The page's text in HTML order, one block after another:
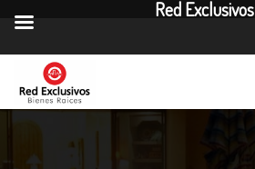
Red Exclusivos